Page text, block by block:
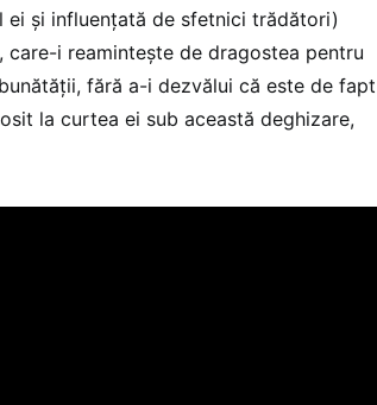
și influențată de sfetnici trădători)
i reamintește de dragostea pentru
fără a-i dezvălui că este de fapt
la curtea ei sub această deghizare,